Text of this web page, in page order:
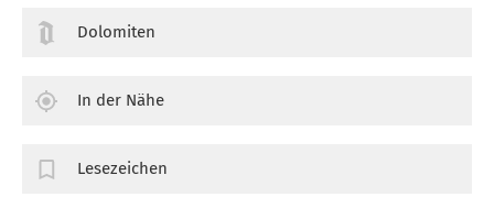
Dolomiten
In der Nähe
Lesezeichen